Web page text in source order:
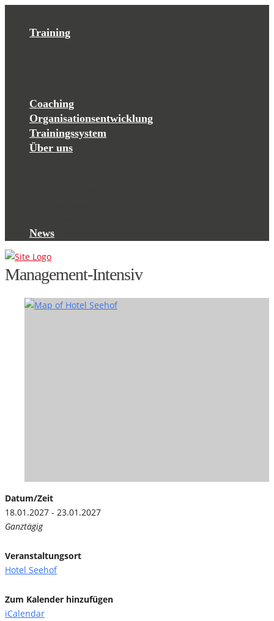
Training
Coaching
Organisationsentwicklung
Trainingssystem
Über uns
News
Management-Intensiv
Datum/Zeit
18.01.2027 - 23.01.2027
Ganztägig
Veranstaltungsort
Hotel Seehof
Zum Kalender hinzufügen
iCalendar